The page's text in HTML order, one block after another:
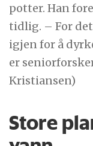
potter. Han
tidlig. – For det
igjen for å
er
Kristiansen)
Store